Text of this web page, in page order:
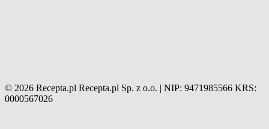
© 2026 Recepta.pl Recepta.pl Sp. z o.o. | NIP: 9471985566 KRS:
0000567026